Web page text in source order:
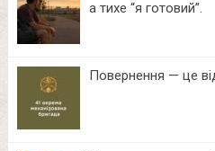
а тихе “я готовий”.
Повернення — це